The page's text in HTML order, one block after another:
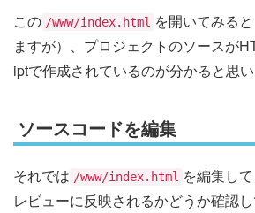
この /www/index.html を開いてみる
ますが）、プロジェクトのソースが
iptで作成されているのが分かると思い
ソースコードを編集
それでは /www/index.html を編集し
レビューに反映されるかどうか確認し